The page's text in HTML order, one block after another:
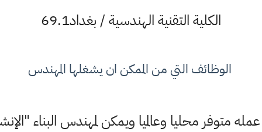
الكلية التقنية الهندسية / بغداد69.1
الوظائف التي من الممكن ان يشغلها المهندس
متوفر محليا وعالميا ويمكن لمهندس البناء